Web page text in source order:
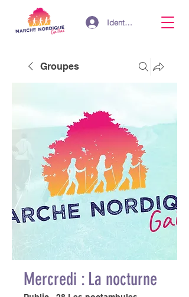
Identifiant
Groupes
Mercredi : La nocturne